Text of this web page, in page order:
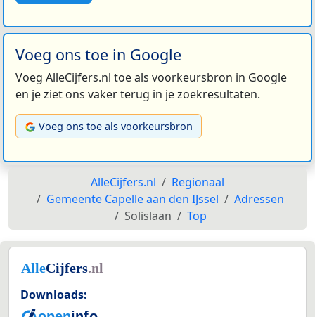
Voeg ons toe in Google
Voeg AlleCijfers.nl toe als voorkeursbron in Google
en je ziet ons vaker terug in je zoekresultaten.
Voeg ons toe als voorkeursbron
AlleCijfers.nl
Regionaal
Gemeente Capelle aan den IJssel
Adressen
Solislaan
Top
Downloads: